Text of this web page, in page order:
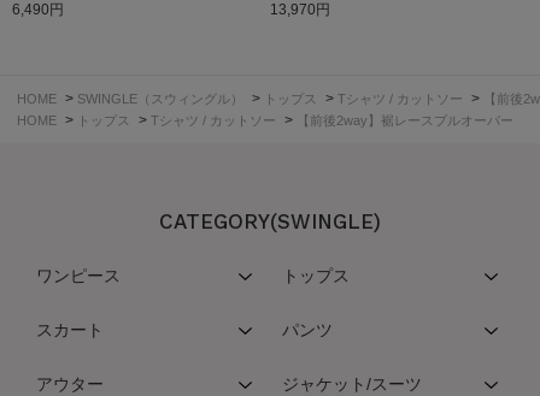
6,490円 13,970円
HOME > SWINGLE（スウィングル） > トップス > Tシャツ / カットソー >
【前後
HOME > トップス > Tシャツ / カットソー > 【前後2way】裾レースプルオーバー
CATEGORY(SWINGLE)
ワンピース トップス
スカート パンツ
アウター ジャケット/スーツ